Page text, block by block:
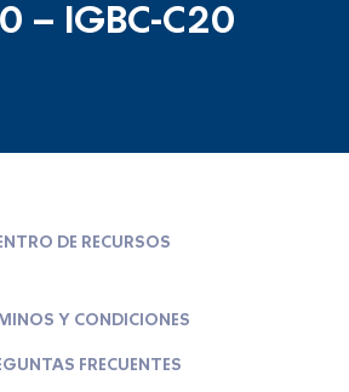
– IGBC-C20
DE RECURSOS
Y CONDICIONES
FRECUENTES